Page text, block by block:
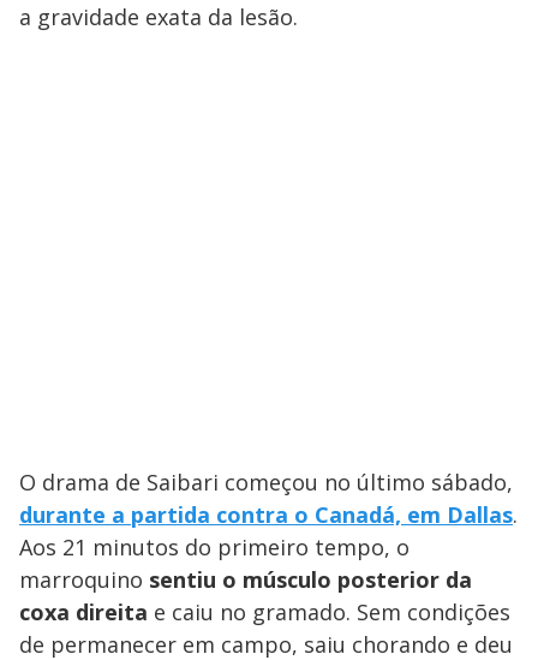
a gravidade exata da lesão.
O drama de Saibari começou no último sábado,
durante a partida contra o Canadá, em Dallas.
Aos 21 minutos do primeiro tempo, o
marroquino sentiu o músculo posterior da
coxa direita e caiu no gramado. Sem condições
de permanecer em campo, saiu chorando e deu